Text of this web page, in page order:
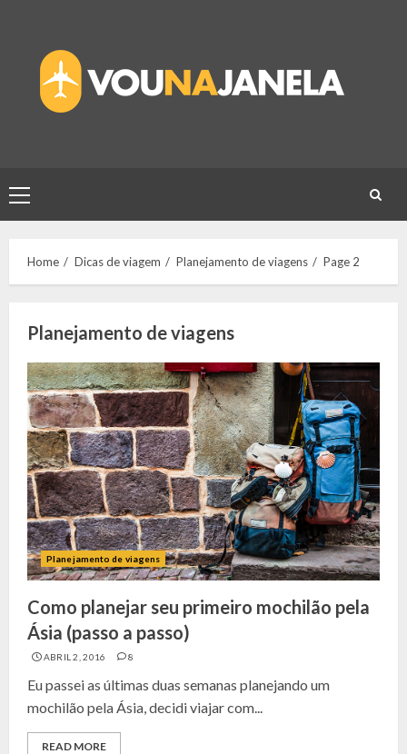
content
Primary
Menu
Home Dicas de viagem Planejamento de viagens Page 2
Planejamento de viagens
Planejamento de viagens
Como planejar seu primeiro mochilão pela
Ásia (passo a passo)
ABRIL 2, 2016 8
Eu passei as últimas duas semanas planejando um
mochilão pela Ásia, decidi viajar com...
READ MORE